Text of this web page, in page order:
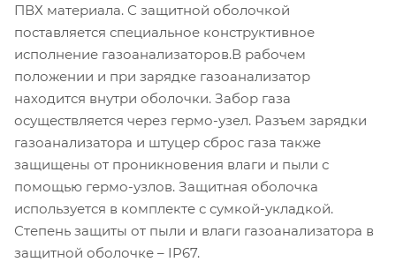
ПВХ материала. С защитной оболочкой
поставляется специальное конструктивное
исполнение газоанализаторов.В рабочем
положении и при зарядке газоанализатор
находится внутри оболочки. Забор газа
осуществляется через гермо-узел. Разъем зарядки
газоанализатора и штуцер сброс газа также
защищены от проникновения влаги и пыли с
помощью гермо-узлов. Защитная оболочка
используется в комплекте с сумкой-укладкой.
Степень защиты от пыли и влаги газоанализатора в
защитной оболочке – IP67.